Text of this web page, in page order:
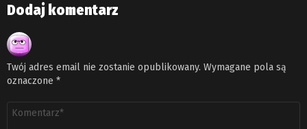
Dodaj komentarz
Twój adres email nie zostanie opublikowany. Wymagane pola są
oznaczone *